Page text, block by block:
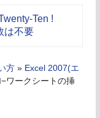
Ten !
は不要
方 » Excel 2007(エ
ワークシートの挿